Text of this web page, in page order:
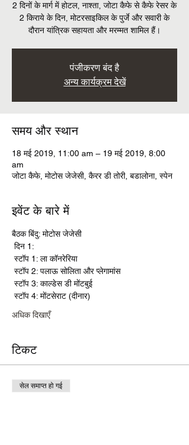
2 दिनों के मार्ग में होटल, नाश्ता, जोटा कैफे से कैफे रेसर के
2 किराये के दिन, मोटरसाइकिल के पुर्जे और सवारी के
दौरान यांत्रिक सहायता और मरम्मत शामिल हैं।
पंजीकरण बंद है
अन्य कार्यक्रम देखें
समय और स्थान
18 मई 2019, 11:00 am – 19 मई 2019, 8:00
am
जोटा कैफे, मोटोस जेजेसी, कैरर डी तोरी, बडालोना, स्पेन
इवेंट के बारे में
बैठक बिंदु: मोटोस जेजेसी
दिन 1:
स्टॉप 1: ला कॉनरेरिया
स्टॉप 2: पलाऊ सोलिता और प्लेगामांस
स्टॉप 3: काल्डेस डी मोंटबुई
स्टॉप 4: मोंटसेराट (दीनार)
अधिक दिखाएँ
टिकट
सेल समाप्त हो गई